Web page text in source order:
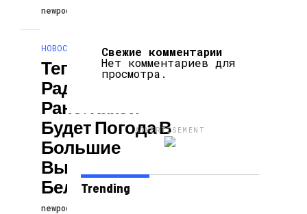
newpodcast
НОВОСТИ
Тепло, Но
Радоваться
Рано. Какой
Будет Погода В
Большие
Выходные В
Беларуси
newpodcast
Свежие комментарии
Нет комментариев для
просмотра.
ADVERTISEMENT
Trending